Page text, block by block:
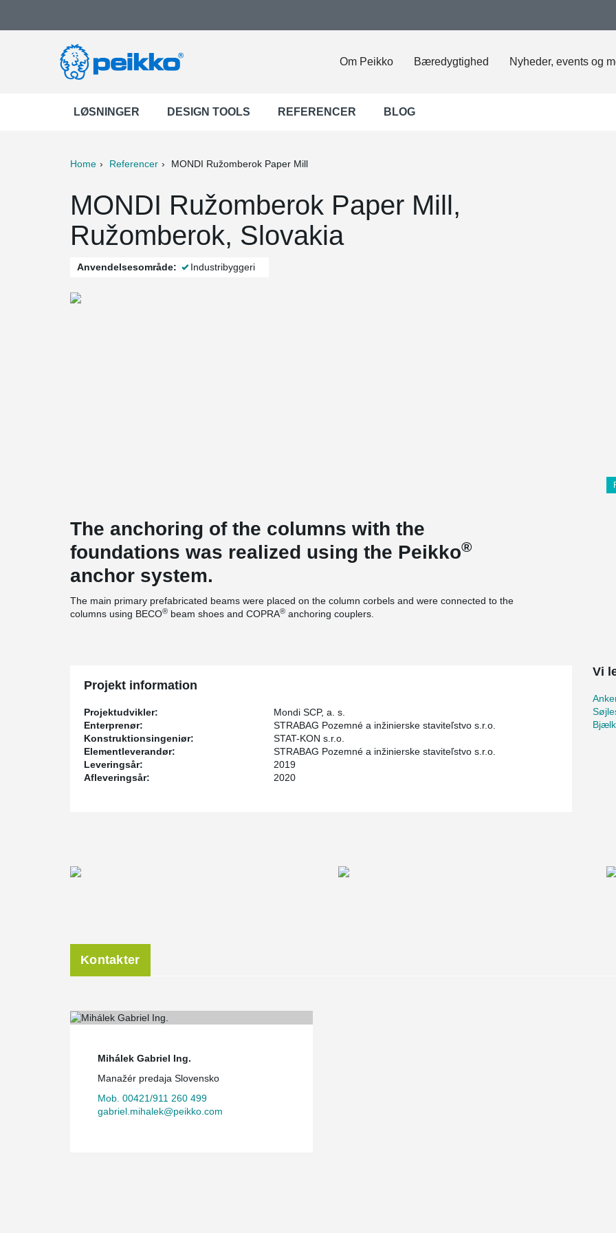
Om Peikko Bæredygtighed Nyheder, events og
LØSNINGER DESIGN TOOLS REFERENCER BLOG
Home Referencer MONDI Ružomberok Paper Mill
MONDI Ružomberok Paper Mill,
Ružomberok, Slovakia
Anvendelsesområde: Industribyggeri
The anchoring of the columns with the
foundations was realized using the Peikko®
anchor system.
The main primary prefabricated beams were placed on the column corbels and were connected to the
columns using BECO® beam shoes and COPRA® anchoring couplers.
Projekt information
Projektudvikler:
Mondi SCP, a. s.
Enterprenør:
STRABAG Pozemné a inžinierske staviteľstvo s.r.o.
Konstruktionsingeniør:
STAT-KON s.r.o.
Elementleverandør:
STRABAG Pozemné a inžinierske staviteľstvo s.r.o.
Leveringsår:
2019
Afleveringsår:
2020
Vi
Kontakter
Mihálek Gabriel Ing.
Manažér predaja Slovensko
Mob. 00421/911 260 499
gabriel.mihalek@peikko.com